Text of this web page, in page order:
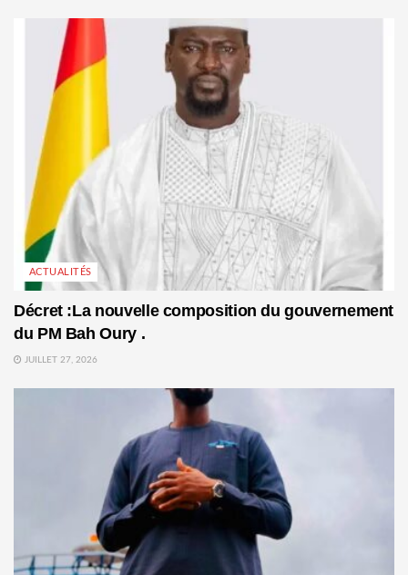
ACTUALITÉS
Décret :La nouvelle composition du gouvernement
du PM Bah Oury .
JUILLET 27, 2026